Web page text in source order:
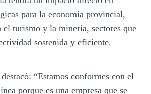
para la economía provincial,
el turismo y la minería, sectores que
sostenida y eficiente.
“Estamos conformes con el
porque es una empresa que se